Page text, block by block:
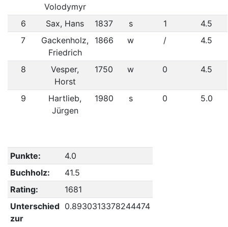
Volodymyr
6 Sax, Hans 1837 s 1
4.5
7
Gackenholz,
Friedrich
1866 w / 4.5
8
Vesper,
Horst
1750 w 0 4.5
9
Hartlieb,
Jürgen
1980 s 0 5.0
Punkte:
4.0
Buchholz:
41.5
Rating:
1681
Unterschied
zur
0.8930313378244474